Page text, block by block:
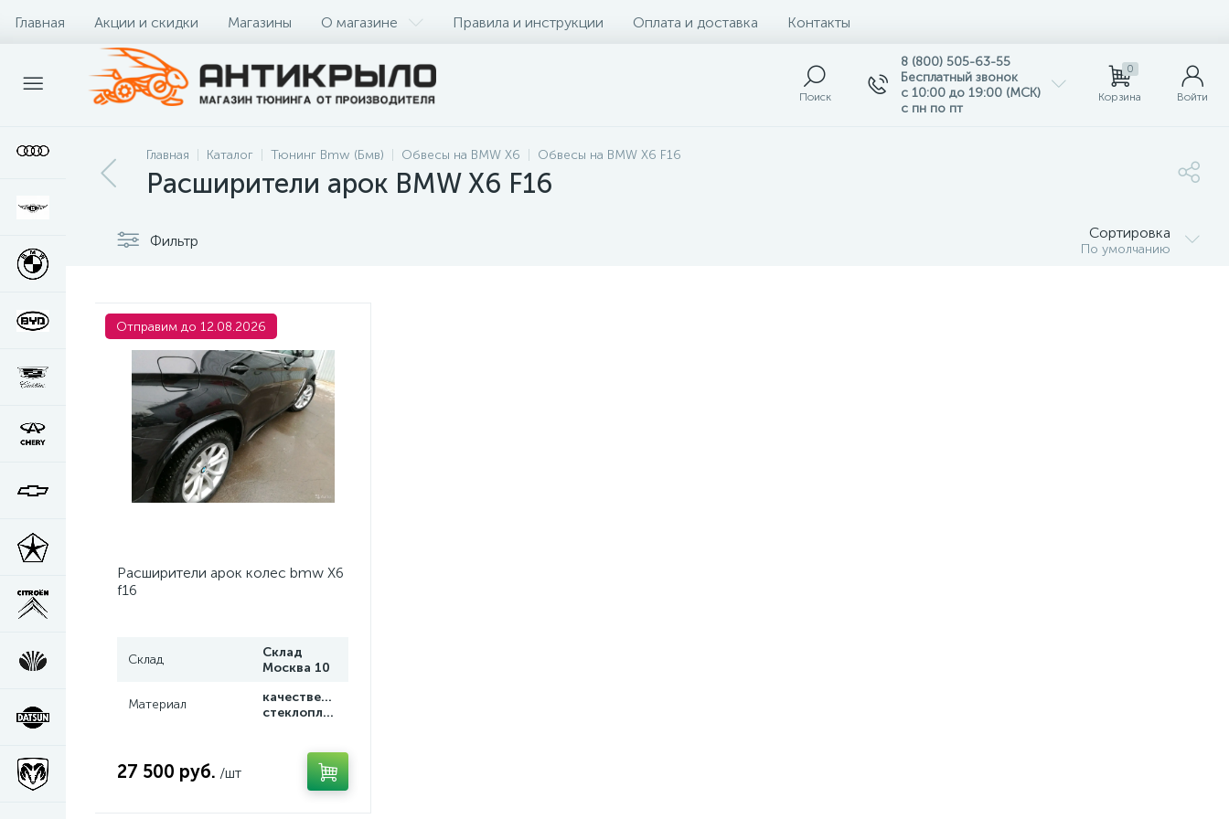
Главная Акции и скидки Магазины О магазине Правила и инструкции Оплата и доставка Контакты
Поиск
8 (800) 505-63-55
Бесплатный звонок
с 10:00 до 19:00 (МСК)
с пн по пт
0
Корзина Войти
Главная Каталог Тюнинг Bmw (Бмв) Обвесы на BMW X6 Обвесы на BMW X6 F16
Расширители арок BMW X6 F16
Фильтр Сортировка
По умолчанию
Отправим до 12.08.2026
Расширители арок колес bmw X6
f16
Склад
Склад
Москва 10
Материал
качественный
стеклопластик
27 500 руб. /шт